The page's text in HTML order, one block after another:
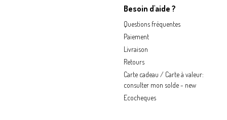
Besoin d'aide ?
Questions fréquentes
Paiement
Livraison
Retours
Carte cadeau / Carte à valeur:
consulter mon solde - new
Ecocheques